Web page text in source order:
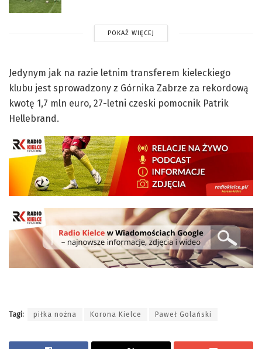
POKAŻ WIĘCEJ
Jedynym jak na razie letnim transferem kieleckiego
klubu jest sprowadzony z Górnika Zabrze za rekordową
kwotę 1,7 mln euro, 27-letni czeski pomocnik Patrik
Hellebrand.
Tagi: piłka nożna Korona Kielce Paweł Golański